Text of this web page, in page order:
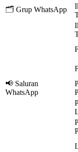
🗂️ Grup WhatsApp
📢 Saluran
WhatsApp